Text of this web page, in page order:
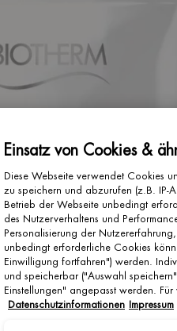
Einsatz von Cookies &
Diese Webseite verwendet Cookies
zu speichern und abzurufen (z.B. IP-
Betrieb der Webseite unbedingt
des Nutzerverhaltens und
Personalisierung der
unbedingt erforderliche Cookies
Einwilligung fortfahren") werden.
und speicherbar ("Auswahl
Einstellungen" angepasst werden.
Datenschutzinformationen
Impressum